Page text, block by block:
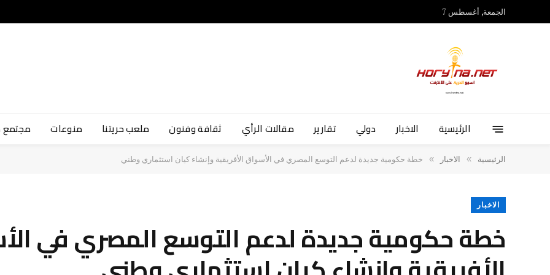
الجمعة, أغسطس 7
الرئيسية الاخبار دولي تقارير مقالات الرأي ثقافة وفنون ملعب حريتنا منوعات
الرئيسية » الاخبار » خطة حكومية جديدة لدعم التوسع المصري في الأسواق الأفريقية وإنشاء كيان استثماري وطني
الاخبار
خطة حكومية جديدة لدعم التوسع المصري في